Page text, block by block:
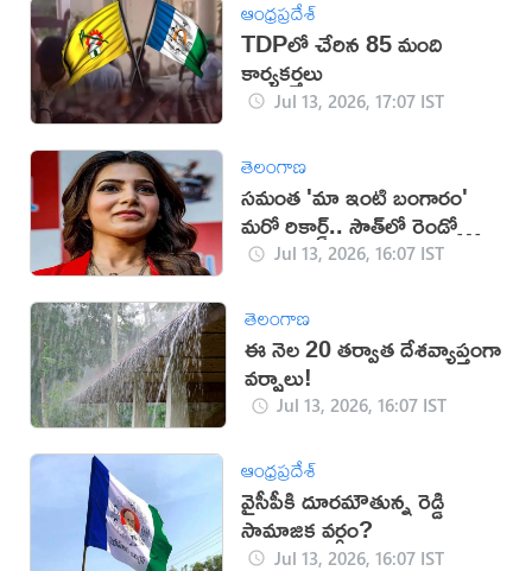
ఆంధ్రప్రదేశ్
TDPలో చేరిన 85 మంది
కార్యకర్తలు
Jul 13, 2026, 17:07 IST
తెలంగాణ
సమంత 'మా ఇంటి బంగారం'
మరో రికార్డ్.. సౌత్‌లో రెండో
స్థానం!Jul 13, 2026, 16:07 IST
తెలంగాణ
ఈ నెల 20 తర్వాత దేశవ్యాప్తంగా
వర్షాలు!
Jul 13, 2026, 16:07 IST
ఆంధ్రప్రదేశ్
వైసీపీకి దూరమౌతున్న రెడ్డి
సామాజిక వర్గం?
Jul 13, 2026, 16:07 IST